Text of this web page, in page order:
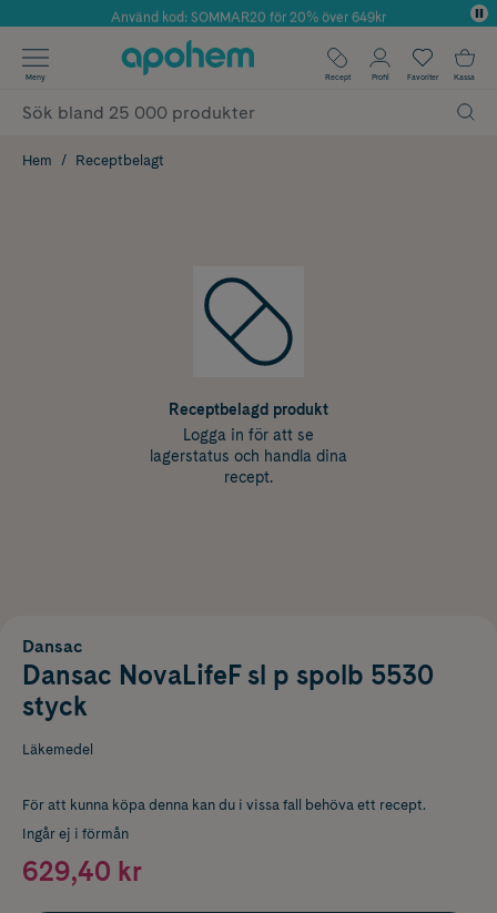
Årets Butik 2025 inom Skönhet
Använd kod: SOMMAR20 för 20% över 649kr
✓ Fri frakt
✓ Poäng på alla köp*
Meny Recept Profil Favoriter Kassa
Hem Receptbelagt
Receptbelagd produkt
Logga in för att se
lagerstatus och handla dina
recept.
Dansac
Dansac NovaLifeF sl p spolb 5530
styck
Läkemedel
För att kunna köpa denna kan du i vissa fall behöva ett recept.
Ingår ej i förmån
629,40 kr